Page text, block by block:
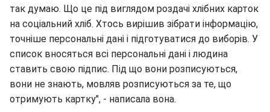
так думаю. Що це під виглядом роздачі хлібних карток
на соціальний хліб. Хтось вирішив зібрати інформацію,
точніше персональні дані і підготуватися до виборів. У
список вносяться всі персональні дані і людина
ставить свою підпис. Під що вони розписуються,
вони не знають, мовляв розписуються за те, що
отримують картку", - написала вона.